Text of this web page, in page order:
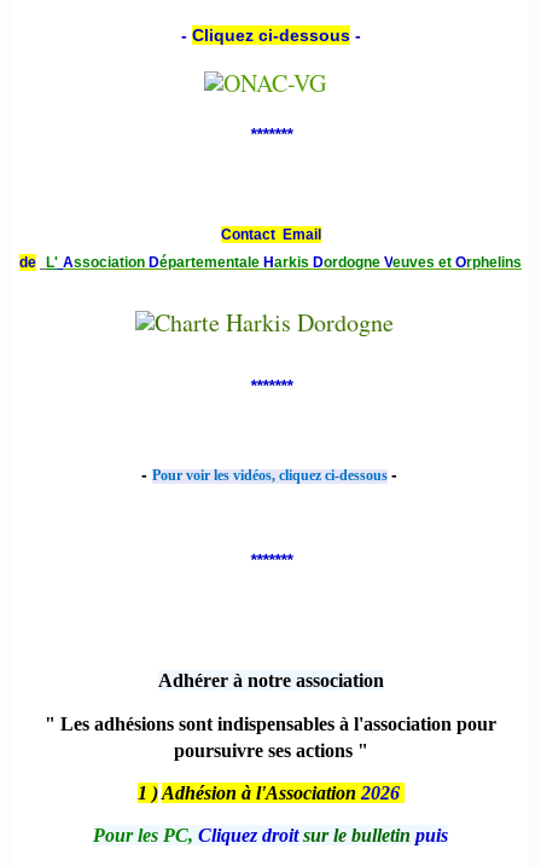
- Cliquez ci-dessous-
*******
Contact Email
de
L' Association Départementale Harkis Dordogne Veuves et Orphelins
*******
- Pour voir les vidéos, cliquez ci-dessous -
*******
Adhérer à notre association
" Les adhésions sont indispensables à l'association pour
poursuivre ses actions "
1 ) Adhésion à l'Association 2026
Pour les PC, Cliquez droitsur le bulletin puis